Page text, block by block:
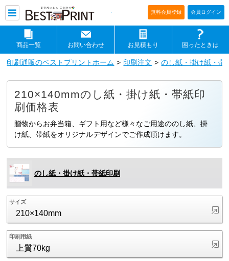
印刷通販ベストプリントベストプリ
無料会員登録 会員ログイン
商品一覧 お問い合わせ お見積もり 困ったときは
印刷通販のベストプリントホーム 印刷注文 のし紙・掛け紙・帯
210×140mmのし紙・掛け紙・帯紙印
刷価格表
贈物からお弁当箱、ギフト用など様々なご用途ののし紙、掛
け紙、帯紙をオリジナルデザインでご作成頂けます。
のし紙・掛け紙・帯紙印刷
サイズ
210×140mm
印刷用紙
上質70kg